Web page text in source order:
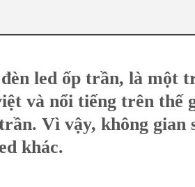
led ốp trần, là một
và nổi tiếng trên thế
Vì vậy, không gian
khác.